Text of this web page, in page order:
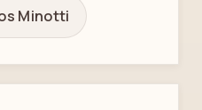
Minotti